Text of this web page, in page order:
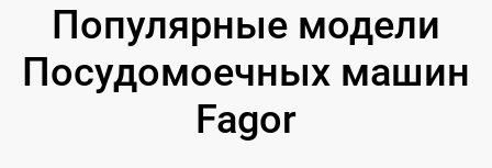
Популярные модели
Посудомоечных машин
Fagor